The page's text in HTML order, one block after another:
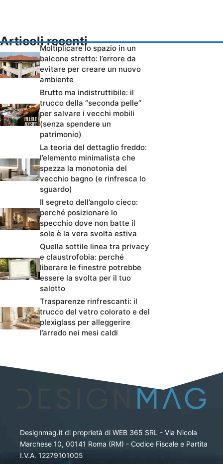
Articoli recenti
Moltiplicare lo spazio in un
balcone stretto: l’errore da
evitare per creare un nuovo
ambiente
Brutto ma indistruttibile: il
trucco della “seconda pelle”
per salvare i vecchi mobili
(senza spendere un
patrimonio)
La teoria del dettaglio freddo:
l’elemento minimalista che
spezza la monotonia del
vecchio bagno (e rinfresca lo
sguardo)
Il segreto dell’angolo cieco:
perché posizionare lo
specchio dove non batte il
sole è la vera svolta estiva
Quella sottile linea tra privacy
e claustrofobia: perché
liberare le finestre potrebbe
essere la svolta per il tuo
salotto
Trasparenze rinfrescanti: il
trucco del vetro colorato e del
plexiglass per alleggerire
l’arredo nei mesi caldi
Designmag.it di proprietà di WEB 365 SRL - Via Nicola
Marchese 10, 00141 Roma (RM) - Codice Fiscale e Partita
I.V.A. 12279101005